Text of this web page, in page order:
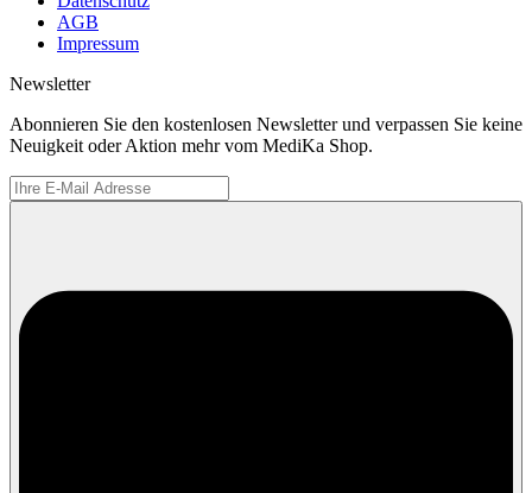
AGB
Impressum
Newsletter
Abonnieren Sie den kostenlosen Newsletter und verpassen Sie keine
Neuigkeit oder Aktion mehr vom MediKa Shop.